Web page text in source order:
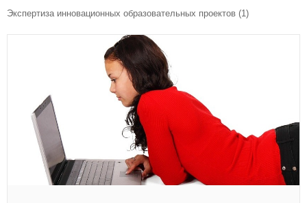
Экспертиза инновационных образовательных проектов (1)